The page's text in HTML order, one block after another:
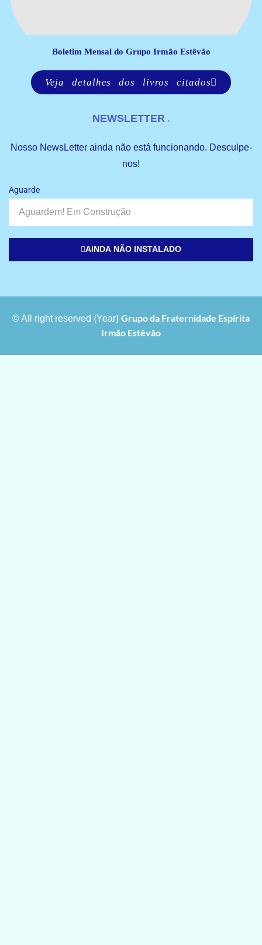
Boletim Mensal do Grupo Irmão Estêvão
Veja detalhes dos livros citados
NEWSLETTER
Nosso NewsLetter ainda não está funcionando. Desculpe-
nos!
Aguarde
AINDA NÃO INSTALADO
© All right reserved {Year} Grupo da Fraternidade Espírita
Irmão Estêvão